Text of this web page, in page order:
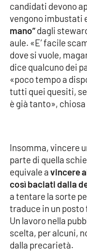
EDIZIONI
LOCALI
Catanzaro
Crotone
Vibo Valentia
Cosenza
Lamezia Terme
PROGETTI
SPECIALI
Buona Sanità
candidati devono
vengono imbustati
mano”dagli
aule. «E’ facile
dove si vuole,
dice qualcuno dei
«poco tempo a
tutti quei quesiti,
è già tanto»,
Insomma, vincere
parte di quella
equivale avincere
così baciati dalla
a tentare la sorte
traduce in un
Un lavoro nella
scelta, per alcuni,
dalla precarietà.